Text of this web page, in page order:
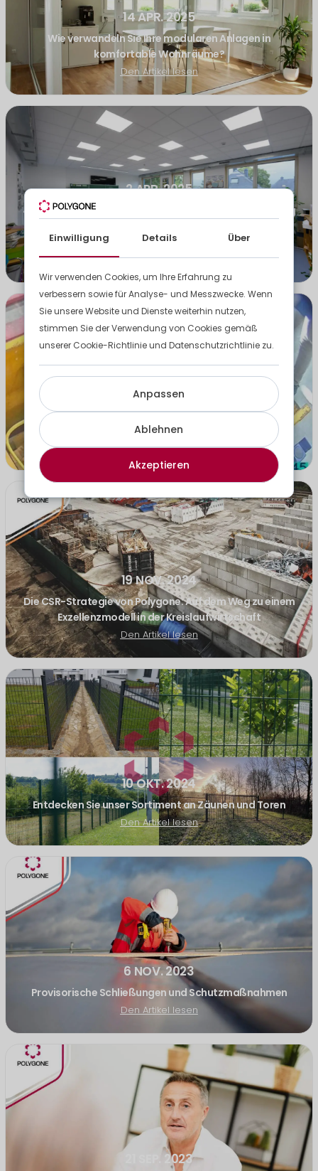
14 APR. 2025
Wie verwandeln Sie Ihre modularen Anlagen in
komfortable Wohnräume?
Den Artikel lesen
2 APR. 2025
4 Punkte, die Sie bei der Erweiterung oder Umgestaltung
berücksichtigen sollten.
Den Artikel lesen
12 FEB. 2025
Bauabfallmanagement: Wenn KI die Logistik optimiert
Den Artikel lesen
19 NOV. 2024
Die CSR-Strategie von Polygone: Auf dem Weg zu einem
Exzellenzmodell in der Kreislaufwirtschaft
Den Artikel lesen
10 OKT. 2024
Entdecken Sie unser Sortiment an Zäunen und Toren
Den Artikel lesen
6 NOV. 2023
Provisorische Schließungen und Schutzmaßnahmen
Den Artikel lesen
21 SEP. 2023
Einwilligung Details Über
Wir verwenden Cookies, um Ihre Erfahrung zu
verbessern sowie für Analyse- und Messzwecke. Wenn
Sie unsere Website und Dienste weiterhin nutzen,
stimmen Sie der Verwendung von Cookies gemäß
unserer Cookie-Richtlinie und Datenschutzrichtlinie zu.
Akzeptieren
Ablehnen
Anpassen